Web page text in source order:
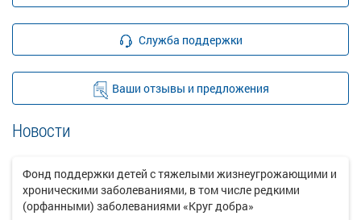
Служба поддержки
Ваши отзывы и предложения
Новости
Фонд поддержки детей с тяжелыми жизнеугрожающими и
хроническими заболеваниями, в том числе редкими
(орфанными) заболеваниями «Круг добра»